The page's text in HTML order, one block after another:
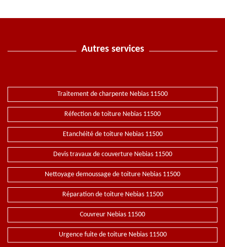
Autres services
Traitement de charpente Nebias 11500
Réfection de toiture Nebias 11500
Etanchéité de toiture Nebias 11500
Devis travaux de couverture Nebias 11500
Nettoyage demoussage de toiture Nebias 11500
Réparation de toiture Nebias 11500
Couvreur Nebias 11500
Urgence fuite de toiture Nebias 11500